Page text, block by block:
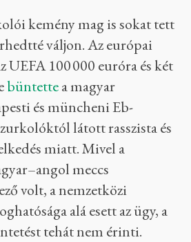
kemény mag is sokat tett
váljon. Az európai
UEFA 100 000 euróra és két
büntettea magyar
és müncheni Eb-
látott rasszista és
miatt. Mivel a
meccs
volt, a nemzetközi
alá esett az ügy, a
tehát nem érinti.